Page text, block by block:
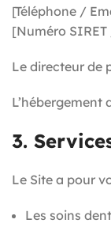
[Téléphone /
[Numéro
Le directeur de
L’hébergement
3.
Le Site a pour
Les soins